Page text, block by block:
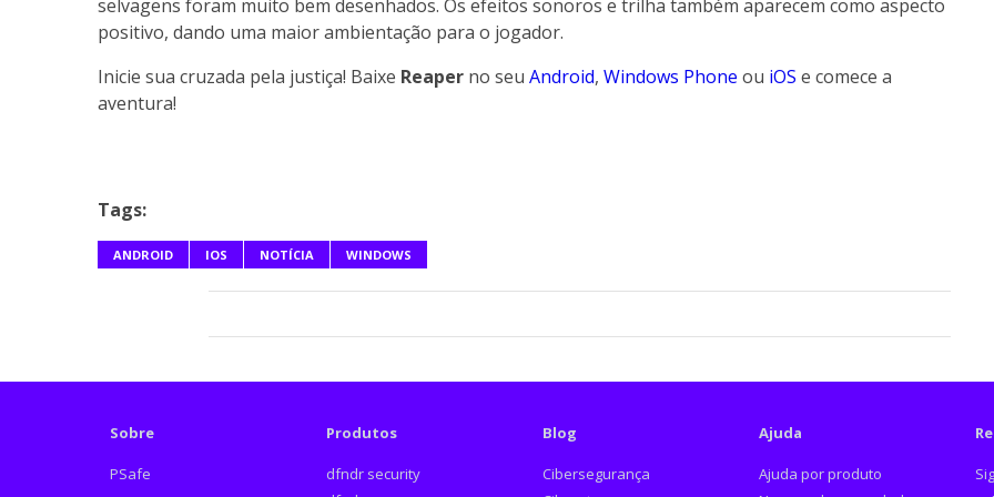
selvagens foram muito bem desenhados. Os efeitos sonoros e trilha também aparecem como aspecto
positivo, dando uma maior ambientação para o jogador.
Inicie sua cruzada pela justiça! Baixe Reaper no seu Android, Windows Phone ou iOS e comece a
aventura!
Tags:
ANDROID IOS NOTÍCIA WINDOWS
Sobre
PSafe
Produtos
dfndr security
Blog
Cibersegurança
Ajuda
Ajuda por produto